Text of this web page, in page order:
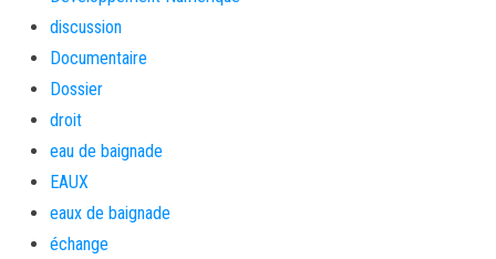
discussion
Documentaire
Dossier
droit
eau de baignade
EAUX
eaux de baignade
échange